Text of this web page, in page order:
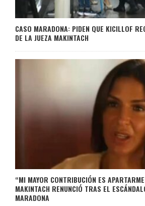
CASO MARADONA: PIDEN QUE KICILLOF
DE LA JUEZA MAKINTACH
“MI MAYOR CONTRIBUCIÓN ES
MAKINTACH RENUNCIÓ TRAS EL
MARADONA